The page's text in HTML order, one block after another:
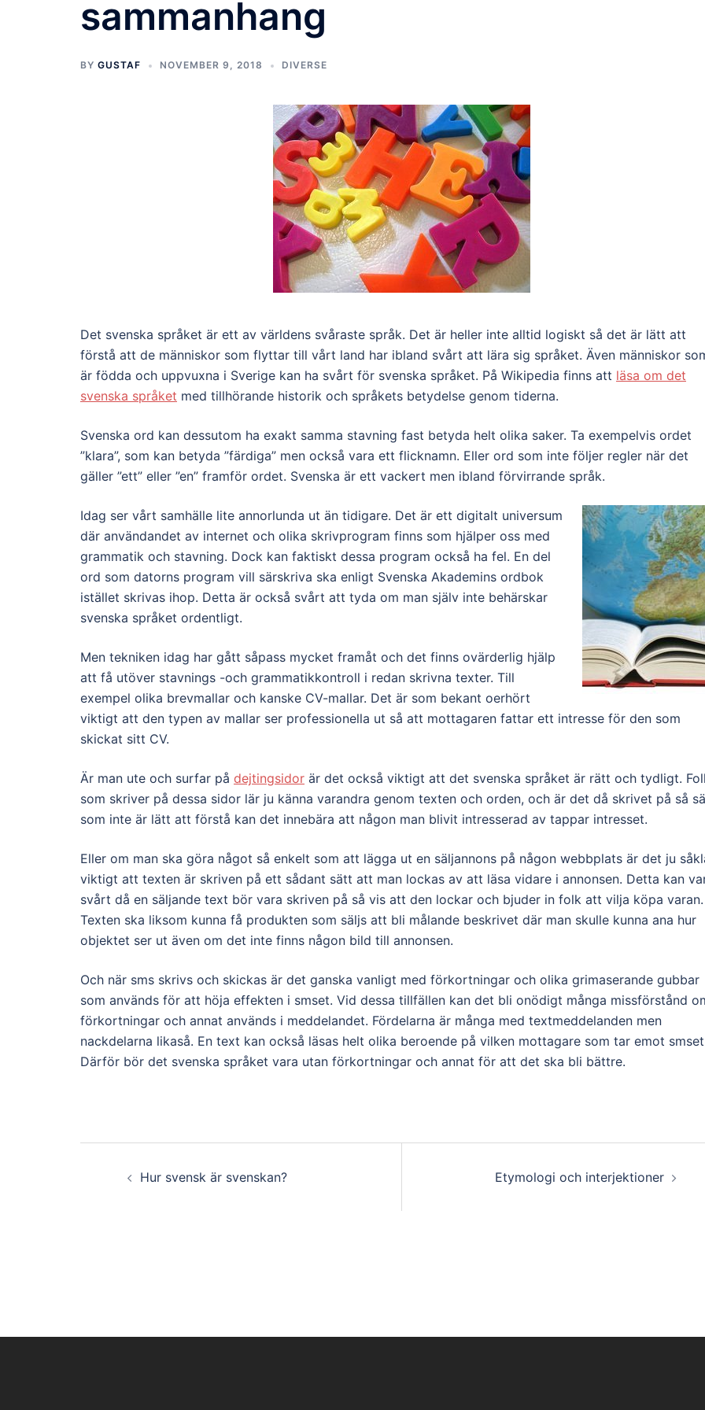
sammanhang
BY GUSTAF NOVEMBER 9, 2018 DIVERSE
Det svenska språket är ett av världens svåraste språk. Det är heller inte alltid logiskt så det är lätt att
förstå att de människor som flyttar till vårt land har ibland svårt att lära sig språket. Även människor
är födda och uppvuxna i Sverige kan ha svårt för svenska språket. På Wikipedia finns att läsa om det
svenska språket med tillhörande historik och språkets betydelse genom tiderna.
Svenska ord kan dessutom ha exakt samma stavning fast betyda helt olika saker. Ta exempelvis ordet
”klara”, som kan betyda ”färdiga” men också vara ett flicknamn. Eller ord som inte följer regler när det
gäller ”ett” eller ”en” framför ordet. Svenska är ett vackert men ibland förvirrande språk.
Idag ser vårt samhälle lite annorlunda ut än tidigare. Det är ett digitalt universum
där användandet av internet och olika skrivprogram finns som hjälper oss med
grammatik och stavning. Dock kan faktiskt dessa program också ha fel. En del
ord som datorns program vill särskriva ska enligt Svenska Akademins ordbok
istället skrivas ihop. Detta är också svårt att tyda om man själv inte behärskar
svenska språket ordentligt.
Men tekniken idag har gått såpass mycket framåt och det finns ovärderlig hjälp
att få utöver stavnings -och grammatikkontroll i redan skrivna texter. Till
exempel olika brevmallar och kanske CV-mallar. Det är som bekant oerhört
viktigt att den typen av mallar ser professionella ut så att mottagaren fattar ett intresse för den som
skickat sitt CV.
Är man ute och surfar på dejtingsidor är det också viktigt att det svenska språket är rätt och tydligt.
som skriver på dessa sidor lär ju känna varandra genom texten och orden, och är det då skrivet på så
som inte är lätt att förstå kan det innebära att någon man blivit intresserad av tappar intresset.
Eller om man ska göra något så enkelt som att lägga ut en säljannons på någon webbplats är det ju
viktigt att texten är skriven på ett sådant sätt att man lockas av att läsa vidare i annonsen. Detta kan
svårt då en säljande text bör vara skriven på så vis att den lockar och bjuder in folk att vilja köpa varan.
Texten ska liksom kunna få produkten som säljs att bli målande beskrivet där man skulle kunna ana hur
objektet ser ut även om det inte finns någon bild till annonsen.
Och när sms skrivs och skickas är det ganska vanligt med förkortningar och olika grimaserande gubbar
som används för att höja effekten i smset. Vid dessa tillfällen kan det bli onödigt många missförstånd
förkortningar och annat används i meddelandet. Fördelarna är många med textmeddelanden men
nackdelarna likaså. En text kan också läsas helt olika beroende på vilken mottagare som tar emot
Därför bör det svenska språket vara utan förkortningar och annat för att det ska bli bättre.
navigation
Hur svensk är svenskan? Etymologi och interjektioner